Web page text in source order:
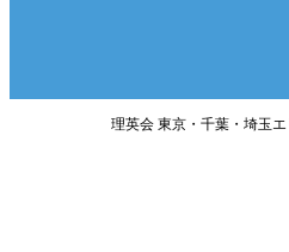
理英会 東京・千葉・埼玉エ